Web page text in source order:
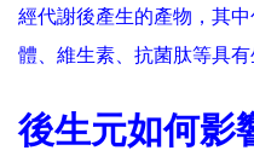
經代謝後產生的產物，其
體、維生素、抗菌肽等具
後生元如何影